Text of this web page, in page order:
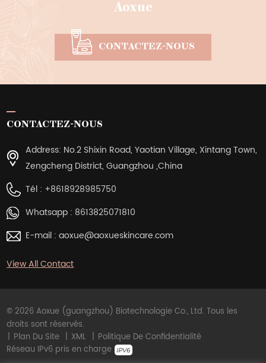
Aoxue
CONTACTEZ-NOUS
CONTACTEZ-NOUS
Address: No.2 Shixin Road, Yaotian Village, Xintang Town,
Zengcheng District, Guangzhou ,China
Tél : +8618928985750
Whatsapp : 8613825071810
E-mail : aoxue@aoxueskincare.com
View All Contact
© 2026 Aoxue (guangzhou) Biotechnologie Co., Ltd. Tous les
droits sont réservés.
| Plan Du Site | XML | Politique De Confidentialité
Réseau IPv6 pris en charge